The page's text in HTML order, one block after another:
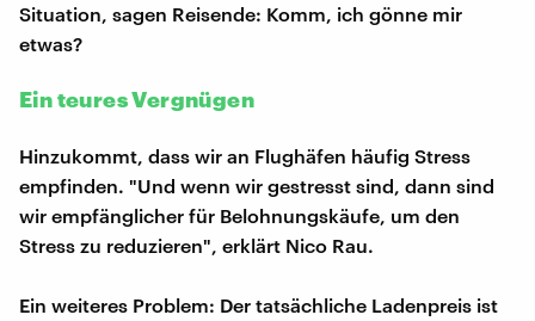
Situation, sagen Reisende: Komm, ich gönne mir
etwas?
Ein teures Vergnügen
Hinzukommt, dass wir an Flughäfen häufig Stress
empfinden. "Und wenn wir gestresst sind, dann sind
wir empfänglicher für Belohnungskäufe, um den
Stress zu reduzieren", erklärt Nico Rau.
Ein weiteres Problem: Der tatsächliche Ladenpreis ist